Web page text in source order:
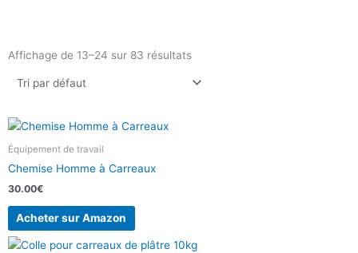
Affichage de 13–24 sur 83 résultats
Équipement de travail
Chemise Homme à Carreaux
30.00€
Acheter sur Amazon